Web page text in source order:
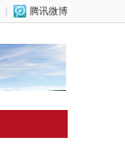
腾讯微博